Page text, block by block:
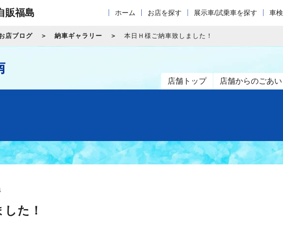
販福島 ホーム お店を探す 展示車/試乗車を探す 車
店ブログ 納車ギャラリー 本日Ｈ様ご納車致しました！
店舗トップ 店舗からのごあ
た！